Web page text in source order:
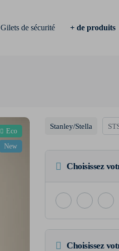
Gilets de sécurité + de produits
Eco
New
Stanley/Stella
Choisissez
Choisissez